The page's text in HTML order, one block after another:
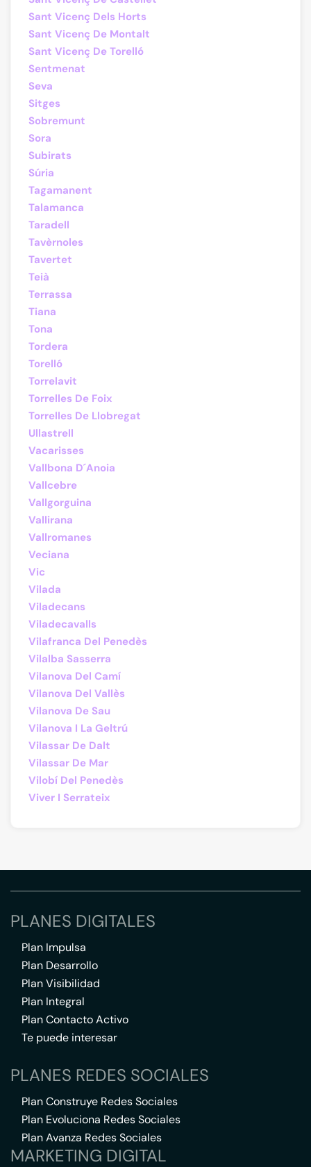
Sant Vicenç Dels Horts
Sant Vicenç De Montalt
Sant Vicenç De Torelló
Sentmenat
Seva
Sitges
Sobremunt
Sora
Subirats
Súria
Tagamanent
Talamanca
Taradell
Tavèrnoles
Tavertet
Teià
Terrassa
Tiana
Tona
Tordera
Torelló
Torrelavit
Torrelles De Foix
Torrelles De Llobregat
Ullastrell
Vacarisses
Vallbona D´Anoia
Vallcebre
Vallgorguina
Vallirana
Vallromanes
Veciana
Vic
Vilada
Viladecans
Viladecavalls
Vilafranca Del Penedès
Vilalba Sasserra
Vilanova Del Camí
Vilanova Del Vallès
Vilanova De Sau
Vilanova I La Geltrú
Vilassar De Dalt
Vilassar De Mar
Vilobí Del Penedès
Viver I Serrateix
PLANES DIGITALES
Plan Impulsa
Plan Desarrollo
Plan Visibilidad
Plan Integral
Plan Contacto Activo
Te puede interesar
PLANES REDES SOCIALES
Plan Construye Redes Sociales
Plan Evoluciona Redes Sociales
Plan Avanza Redes Sociales
MARKETING DIGITAL